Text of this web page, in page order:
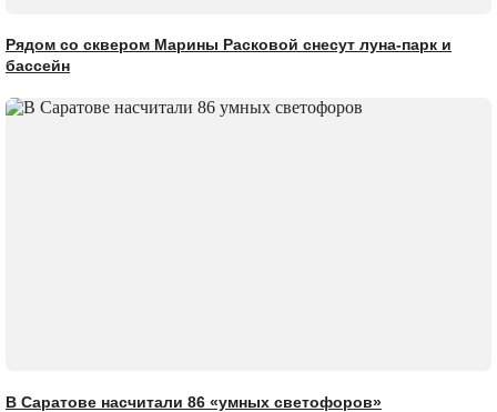
Рядом со сквером Марины Расковой снесут луна-парк и
бассейн
В Саратове насчитали 86 «умных светофоров»